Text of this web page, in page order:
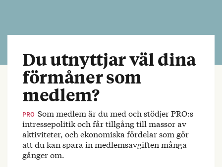
Du utnyttjar väl dina
förmåner som
medlem?
PRO Som medlem är du med och stödjer PRO:s
intressepolitik och får tillgång till massor av
aktiviteter, och ekonomiska fördelar som gör
att du kan spara in medlemsavgiften många
gånger om.